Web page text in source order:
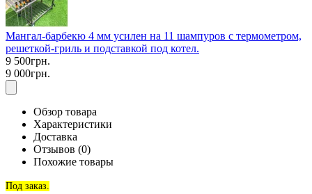
Мангал-барбекю 4 мм усилен на 11 шампуров с термометром,
решеткой-гриль и подставкой под котел.
9 500грн.
9 000грн.
Обзор товара
Характеристики
Доставка
Отзывов (0)
Похожие товары
Под заказ.